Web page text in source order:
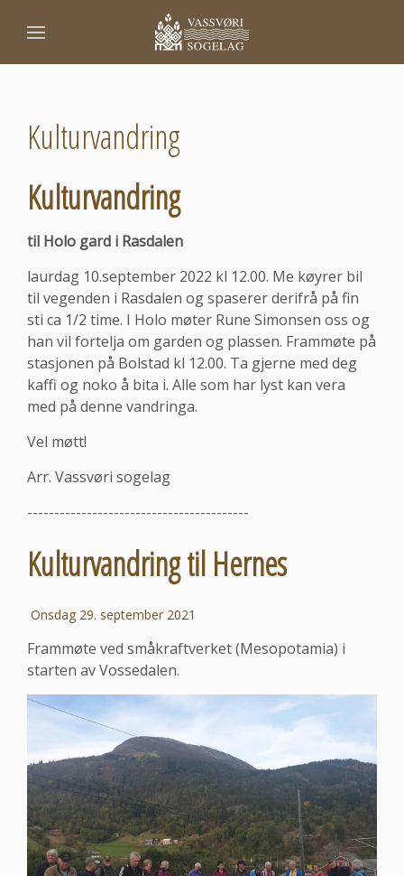
Kulturvandring
Kulturvandring
til Holo gard i Rasdalen
laurdag 10.september 2022 kl 12.00. Me køyrer bil
til vegenden i Rasdalen og spaserer derifrå på fin
sti ca 1/2 time. I Holo møter Rune Simonsen oss og
han vil fortelja om garden og plassen. Frammøte på
stasjonen på Bolstad kl 12.00. Ta gjerne med deg
kaffi og noko å bita i. Alle som har lyst kan vera
med på denne vandringa.
Vel møtt!
Arr. Vassvøri sogelag
-----------------------------------------
Kulturvandring til Hernes
Onsdag 29. september 2021
Frammøte ved småkraftverket (Mesopotamia) i
starten av Vossedalen.